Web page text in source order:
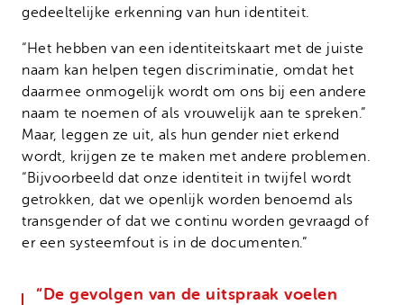
gedeeltelijke erkenning van hun identiteit.
“Het hebben van een identiteitskaart met de juiste
naam kan helpen tegen discriminatie, omdat het
daarmee onmogelijk wordt om ons bij een andere
naam te noemen of als vrouwelijk aan te spreken.”
Maar, leggen ze uit, als hun gender niet erkend
wordt, krijgen ze te maken met andere problemen.
“Bijvoorbeeld dat onze identiteit in twijfel wordt
getrokken, dat we openlijk worden benoemd als
transgender of dat we continu worden gevraagd of
er een systeemfout is in de documenten.”
“De gevolgen van de uitspraak voelen